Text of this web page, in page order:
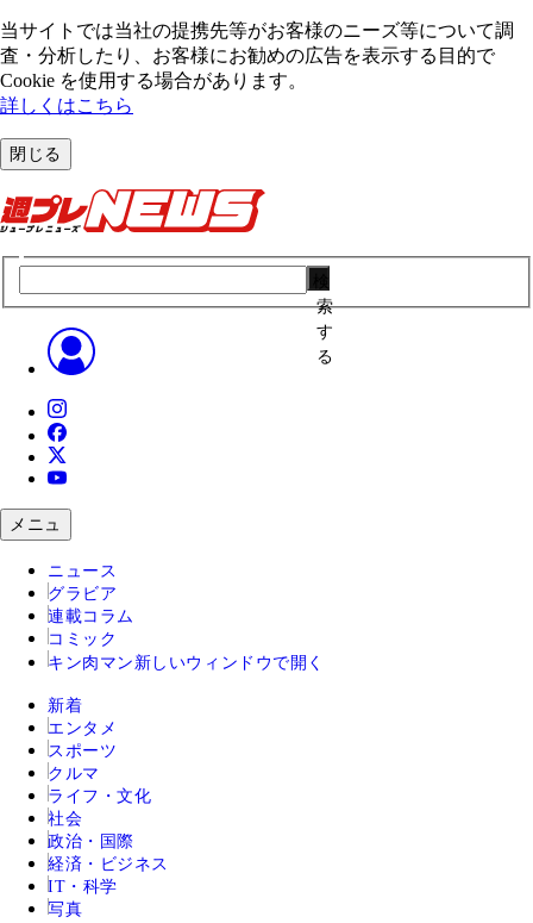
当サイトでは当社の提携先等がお客様のニーズ等について調
査・分析したり、お客様にお勧めの広告を表⽰する⽬的で
Cookie を使⽤する場合があります。
詳しくはこちら
閉じる
索
す
る
メニュ
ニュース
グラビア
連載コラム
コミック
キン肉マン 新しいウィンドウで開く
新着
エンタメ
スポーツ
クルマ
ライフ・文化
社会
政治・国際
経済・ビジネス
IT・科学
写真